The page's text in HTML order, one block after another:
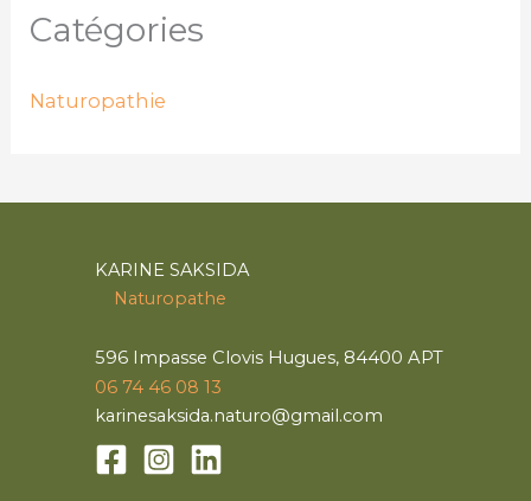
Catégories
Naturopathie
KARINE SAKSIDA
Naturopathe
596 Impasse Clovis Hugues, 84400 APT
06 74 46 08 13
karinesaksida.naturo@gmail.com